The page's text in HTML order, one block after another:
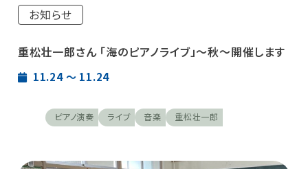
お知らせ
重松壮一郎さん 「海のピアノライブ」～秋～開催します
11.24 〜 11.24
ピアノ演奏 ライブ 音楽 重松壮一郎